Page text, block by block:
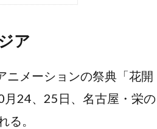
ア
メーションの祭典「花開
24、25日、名古屋・栄の
る。